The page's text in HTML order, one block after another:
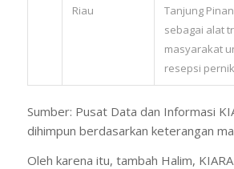
Riau
Tanjung
sebagai alat
masyarakat
resepsi
Sumber: Pusat Data dan Informasi
dihimpun berdasarkan keterangan
Oleh karena itu, tambah Halim,